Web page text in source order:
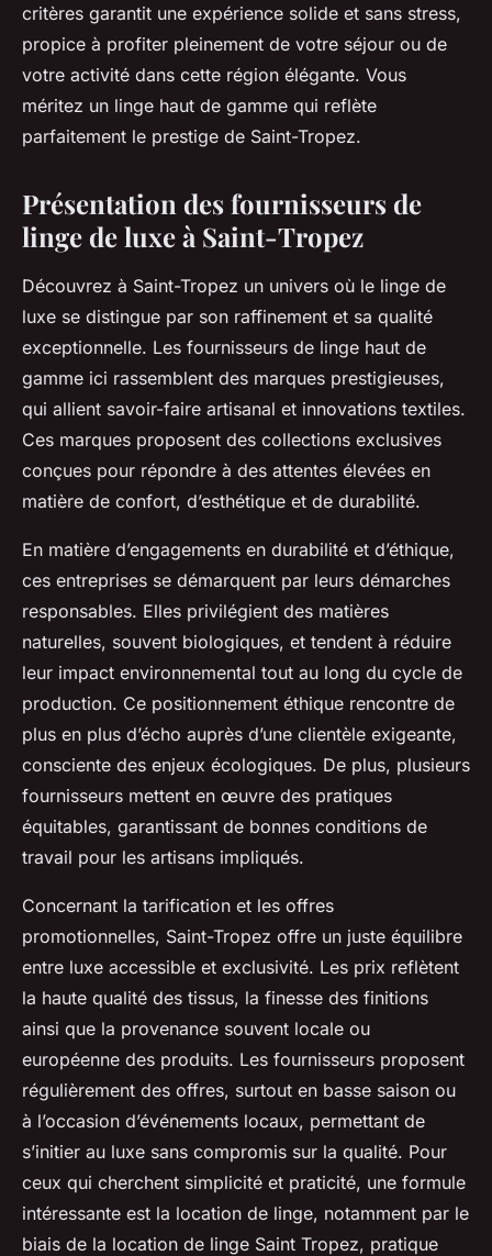
critères garantit une expérience solide et sans stress,
propice à profiter pleinement de votre séjour ou de
votre activité dans cette région élégante. Vous
méritez un linge haut de gamme qui reflète
parfaitement le prestige de Saint-Tropez.
Présentation des fournisseurs de
linge de luxe à Saint-Tropez
Découvrez à Saint-Tropez un univers où le linge de
luxe se distingue par son raffinement et sa qualité
exceptionnelle. Les fournisseurs de linge haut de
gamme ici rassemblent des marques prestigieuses,
qui allient savoir-faire artisanal et innovations textiles.
Ces marques proposent des collections exclusives
conçues pour répondre à des attentes élevées en
matière de confort, d’esthétique et de durabilité.
En matière d’engagements en durabilité et d’éthique,
ces entreprises se démarquent par leurs démarches
responsables. Elles privilégient des matières
naturelles, souvent biologiques, et tendent à réduire
leur impact environnemental tout au long du cycle de
production. Ce positionnement éthique rencontre de
plus en plus d’écho auprès d’une clientèle exigeante,
consciente des enjeux écologiques. De plus, plusieurs
fournisseurs mettent en œuvre des pratiques
équitables, garantissant de bonnes conditions de
travail pour les artisans impliqués.
Concernant la tarification et les offres
promotionnelles, Saint-Tropez offre un juste équilibre
entre luxe accessible et exclusivité. Les prix reflètent
la haute qualité des tissus, la finesse des finitions
ainsi que la provenance souvent locale ou
européenne des produits. Les fournisseurs proposent
régulièrement des offres, surtout en basse saison ou
à l’occasion d’événements locaux, permettant de
s’initier au luxe sans compromis sur la qualité. Pour
ceux qui cherchent simplicité et praticité, une formule
intéressante est la location de linge, notamment par le
biais de la location de linge Saint Tropez, pratique